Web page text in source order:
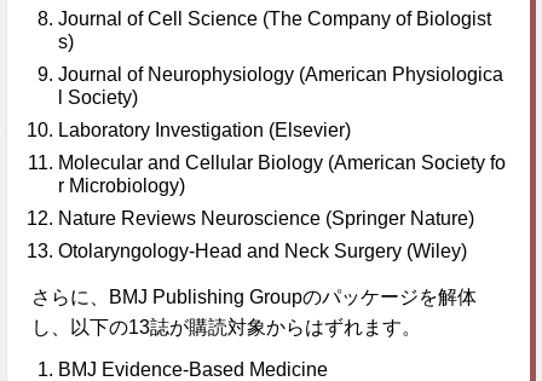
Journal of Cell Science (The Company of Biologist
s)
Journal of Neurophysiology (American Physiologica
l Society)
Laboratory Investigation (Elsevier)
Molecular and Cellular Biology (American Society fo
r Microbiology)
Nature Reviews Neuroscience (Springer Nature)
Otolaryngology-Head and Neck Surgery (Wiley)
さらに、BMJ Publishing Groupのパッケージを解体
し、以下の13誌が購読対象からはずれます。
BMJ Evidence-Based Medicine